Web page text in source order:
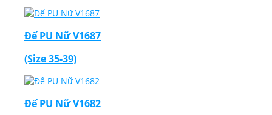
Đế PU Nữ V1687
(Size 35-39)
Đế PU Nữ V1682